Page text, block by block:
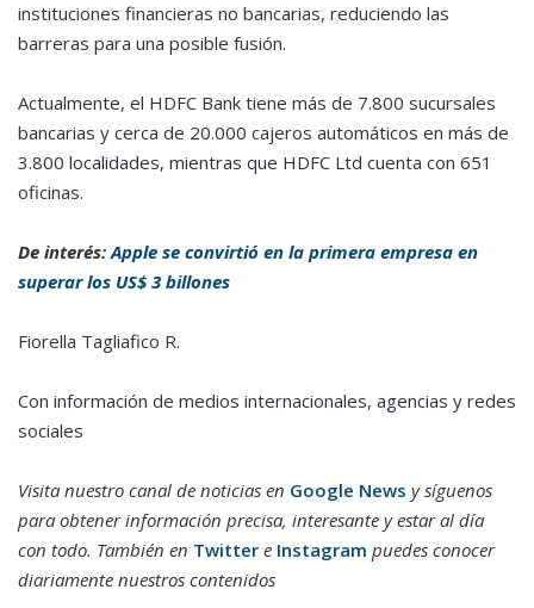
instituciones financieras no bancarias, reduciendo las
barreras para una posible fusión.
Actualmente, el HDFC Bank tiene más de 7.800 sucursales
bancarias y cerca de 20.000 cajeros automáticos en más de
3.800 localidades, mientras que HDFC Ltd cuenta con 651
oficinas.
De interés:Apple se convirtió en la primera empresa en
superar los US$ 3 billones
Fiorella Tagliafico R.
Con información de medios internacionales, agencias y redes
sociales
Visita nuestro canal de noticias en Google News y síguenos
para obtener información precisa, interesante y estar al día
con todo. También en Twitter e Instagram puedes conocer
diariamente nuestros contenidos